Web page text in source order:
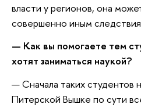
власти у регионов, она
совершенно иным
— Как вы помогаете тем
хотят заниматься наукой?
— Сначала таких студентов
Питерской Вышке по сути